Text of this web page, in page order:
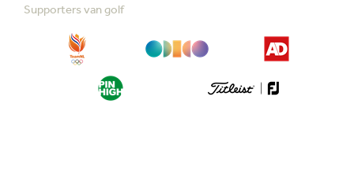
Supporters van golf